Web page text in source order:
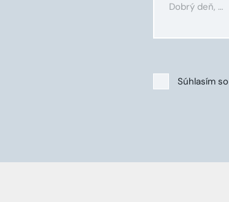
Súhlasím so